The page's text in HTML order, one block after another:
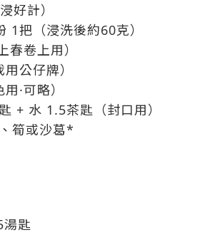
好計）
1把（浸洗後約60克）
卷上用）
公仔牌）
·可略）
+ 水 1.5茶匙（封口用）
筍或沙葛*
匙